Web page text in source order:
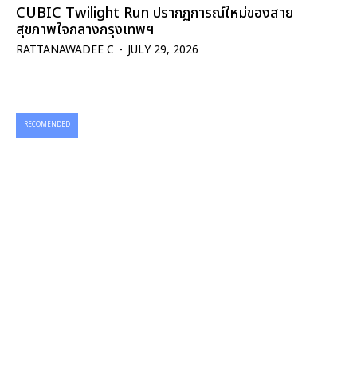
CUBIC Twilight Run ปรากฏการณ์ใหม่ของสาย
สุขภาพใจกลางกรุงเทพฯ
RATTANAWADEE C - JULY 29, 2026
RECOMENDED